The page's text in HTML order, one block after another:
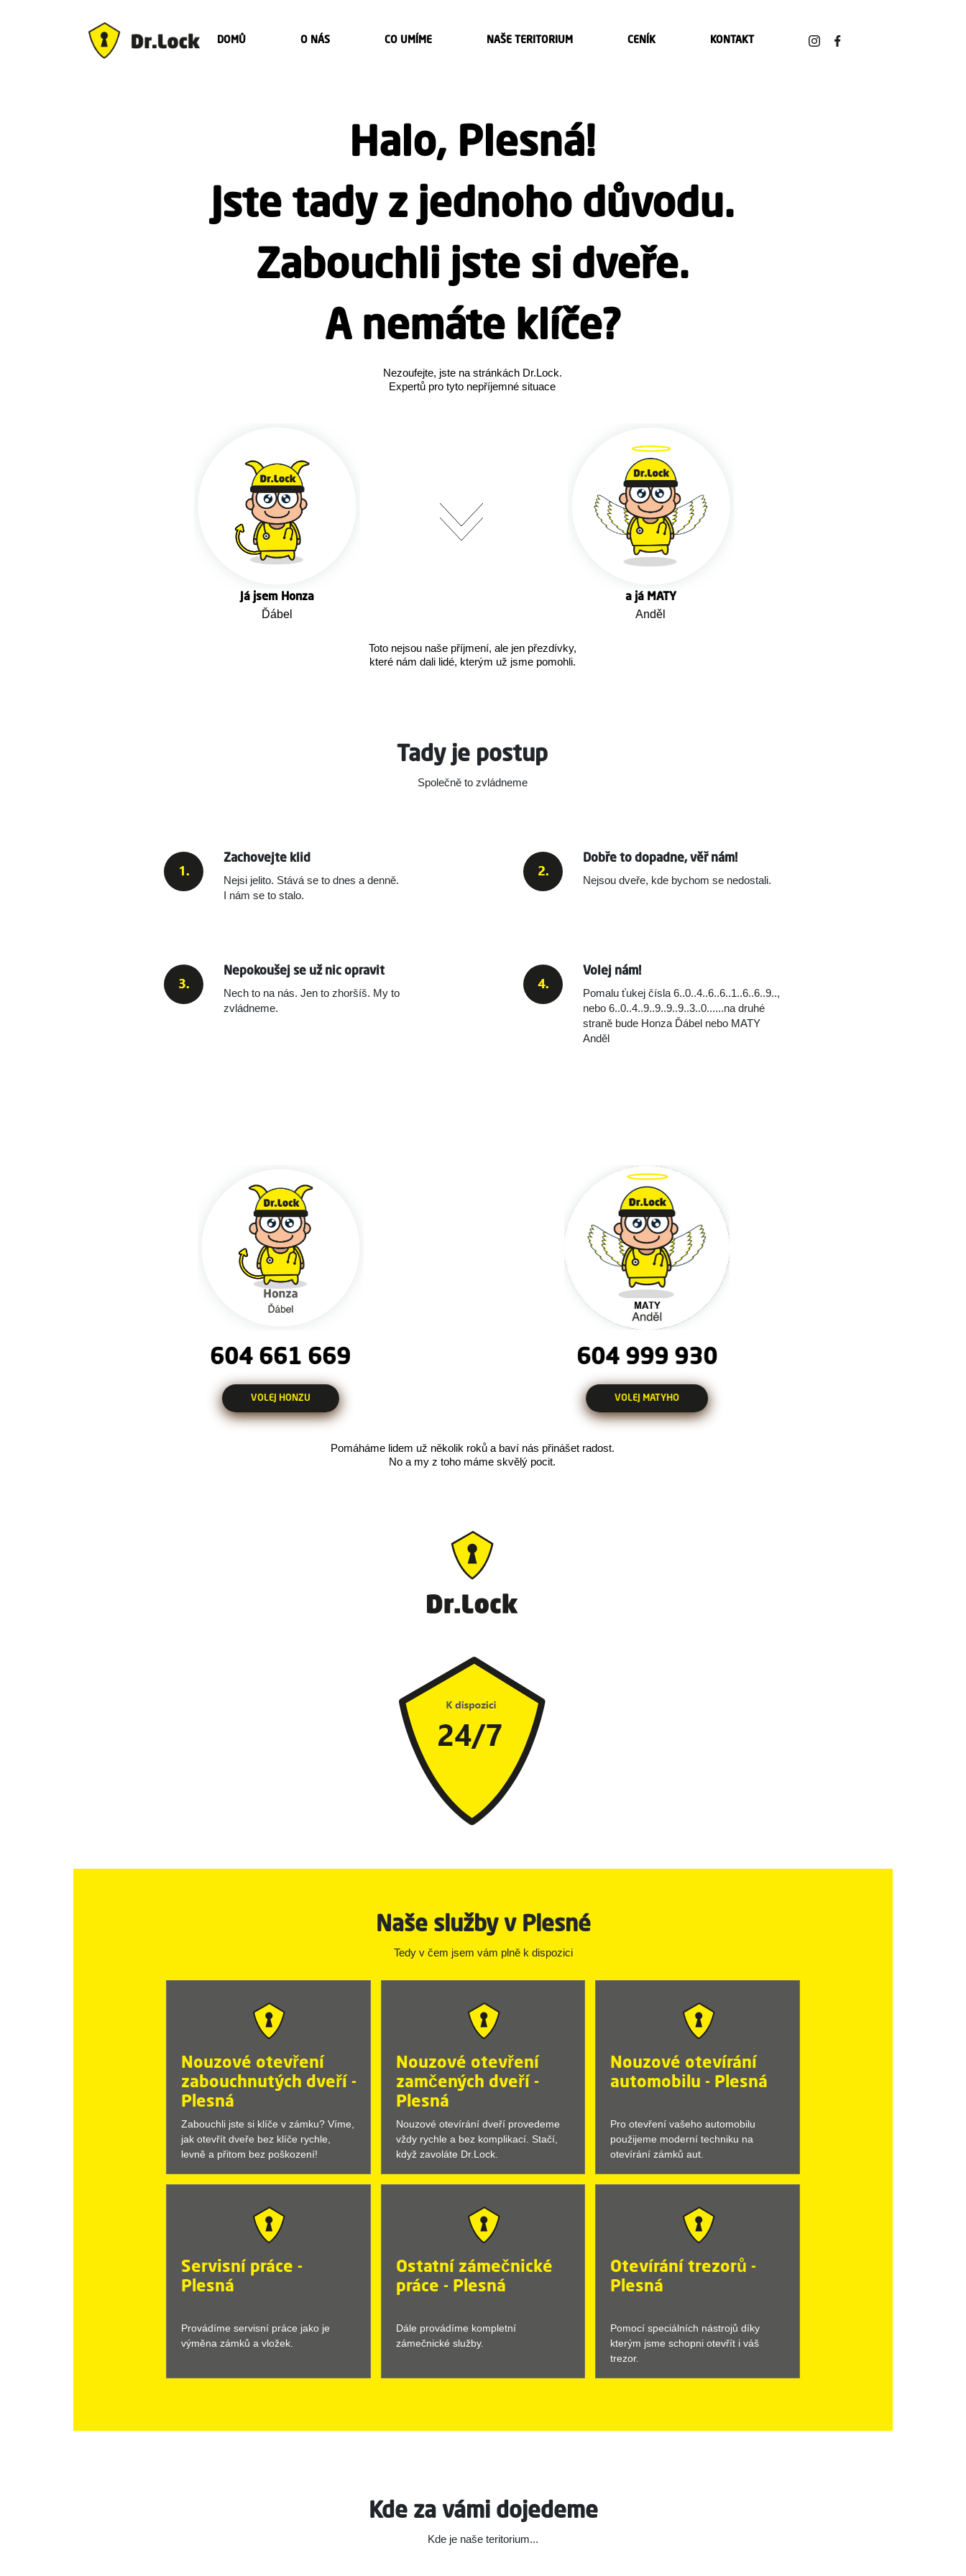
DOMŮ O NÁS CO UMÍME NAŠE TERITORIUM CENÍK KONTAKT
Halo, Plesná!
Jste tady z jednoho důvodu.
Zabouchli jste si dveře.
A nemáte klíče?
Nezoufejte, jste na stránkách Dr.Lock.
Expertů pro tyto nepříjemné situace
Já jsem Honza
Ďábel
a já MATY
Anděl
Toto nejsou naše příjmení, ale jen přezdívky,
které nám dali lidé, kterým už jsme pomohli.
Tady je postup
Společně to zvládneme
Zachovejte klid
Nejsi jelito. Stává se to dnes a denně.
I nám se to stalo.
Dobře to dopadne, věř nám!
Nejsou dveře, kde bychom se nedostali.
Nepokoušej se už nic opravit
Nech to na nás. Jen to zhoršíš. My to
zvládneme.
Volej nám!
Pomalu ťukej čísla 6..0..4..6..6..1..6..6..9..,
nebo ‭‭6..0..4..9..9..9..9..3..0..‬..‬..na druhé
straně bude Honza Ďábel nebo MATY
Anděl
604 661 669
VOLEJ HONZU
604 999 930
VOLEJ MATYHO
Pomáháme lidem už několik roků a baví nás přinášet radost.
No a my z toho máme skvělý pocit.
Naše služby v Plesné
Tedy v čem jsem vám plně k dispozici
Nouzové otevření
zabouchnutých dveří -
Plesná
Zabouchli jste si klíče v zámku? Víme,
jak otevřít dveře bez klíče rychle,
levně a přitom bez poškození!
Nouzové otevření
zamčených dveří -
Plesná
Nouzové otevírání dveří provedeme
vždy rychle a bez komplikací. Stačí,
když zavoláte Dr.Lock.
Nouzové otevírání
automobilu - Plesná
Pro otevření vašeho automobilu
použijeme moderní techniku na
otevírání zámků aut.
Servisní práce -
Plesná
Provádíme servisní práce jako je
výměna zámků a vložek.
Ostatní zámečnické
práce - Plesná
Dále provádíme kompletní
zámečnické služby.
Otevírání trezorů -
Plesná
Pomocí speciálních nástrojů díky
kterým jsme schopni otevřít i váš
trezor.
Kde za vámi dojedeme
Kde je naše teritorium...